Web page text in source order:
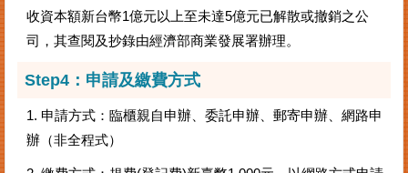
收資本額新台幣1億元以上至未達5億元已解散或撤銷之公
司，其查閱及抄錄由經濟部商業發展署辦理。
Step4：申請及繳費方式
1. 申請方式：臨櫃親自申辦、委託申辦、郵寄申辦、網路申
辦（非全程式）